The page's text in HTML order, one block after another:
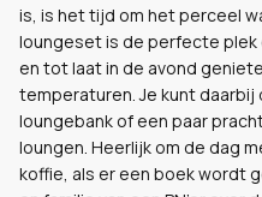
is, is het tijd om het perceel
loungeset is de perfecte
en tot laat in de avond
temperaturen. Je kunt daarbij
loungebank of een paar
loungen. Heerlijk om de dag
koffie, als er een boek wordt